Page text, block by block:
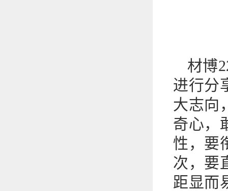
材博
进行分
大志向
奇心，
性，要
次，要
距显而